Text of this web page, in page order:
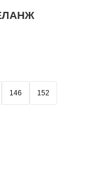
146 152